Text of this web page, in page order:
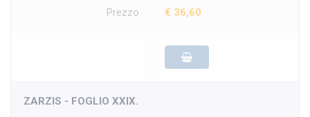
Prezzo € 36,60
ZARZIS - FOGLIO XXIX.